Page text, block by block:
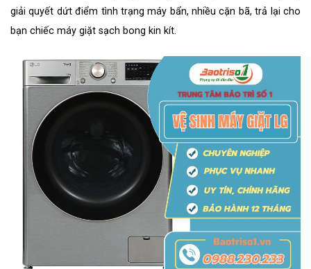
giải quyết dứt điểm tình trạng máy bẩn, nhiều cặn bã, trả lại cho
bạn chiếc máy giặt sạch bong kin kít.